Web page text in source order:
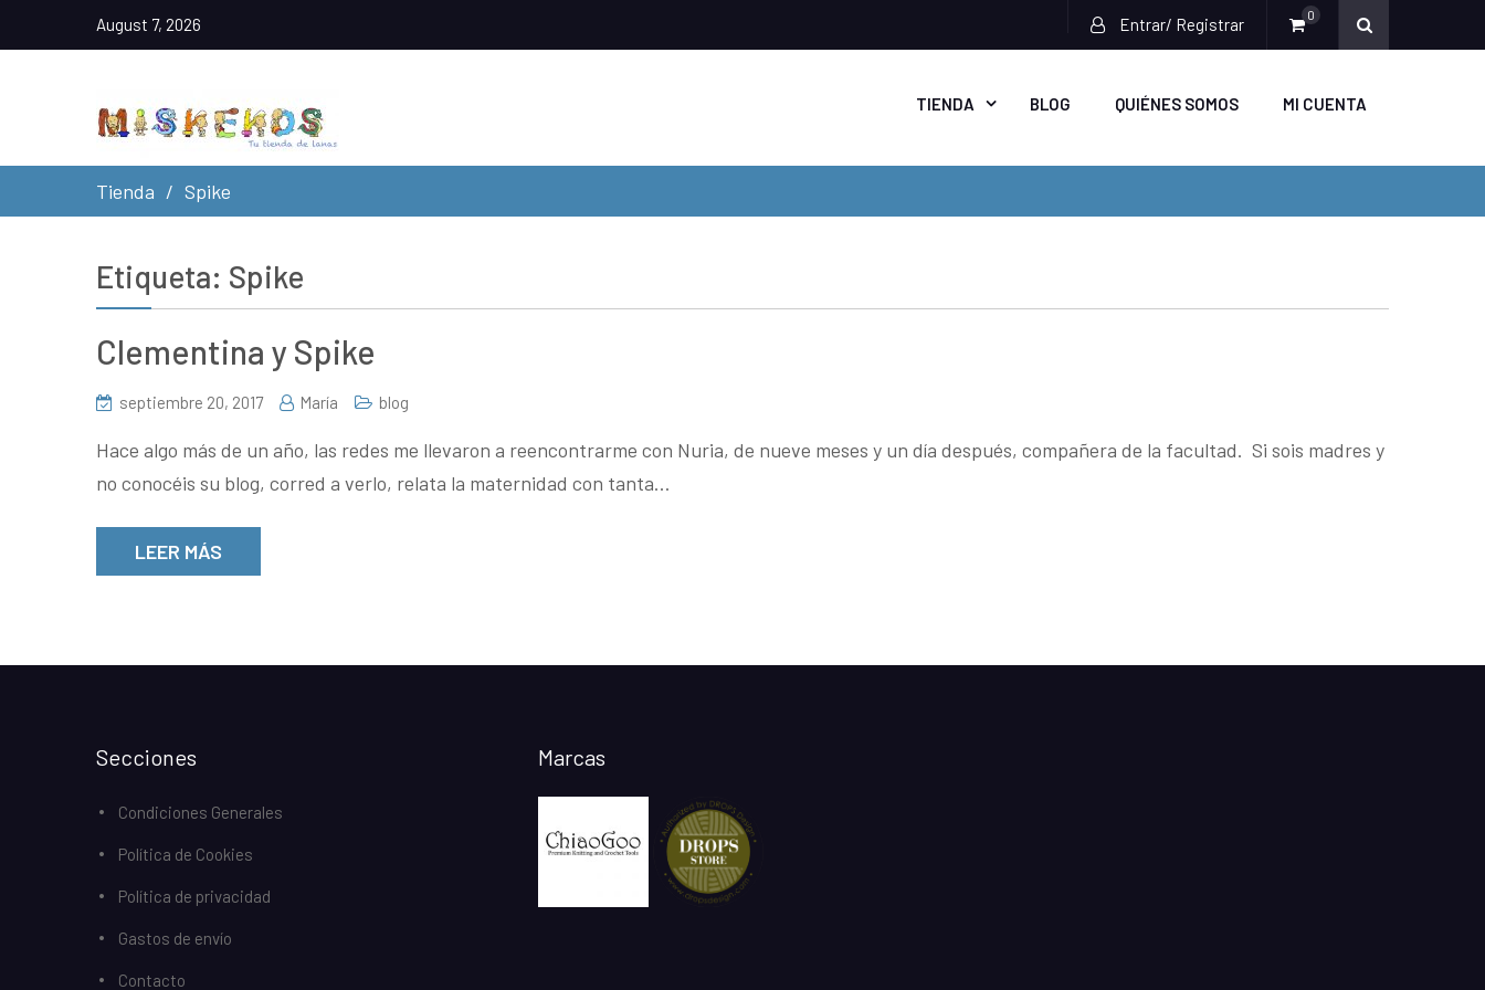
August 7, 2026 Entrar/ Registrar 0
TIENDA BLOG QUIÉNES SOMOS MI CUENTA
Tienda Spike
Etiqueta: Spike
Clementina y Spike
septiembre 20, 2017 María blog
Hace algo más de un año, las redes me llevaron a reencontrarme con Nuria, de nueve meses y un día después, compañera de la facultad. Si sois madres y
no conocéis su blog, corred a verlo, relata la maternidad con tanta…
LEER MÁS
Secciones
Condiciones Generales
Política de Cookies
Política de privacidad
Gastos de envío
Contacto
Marcas